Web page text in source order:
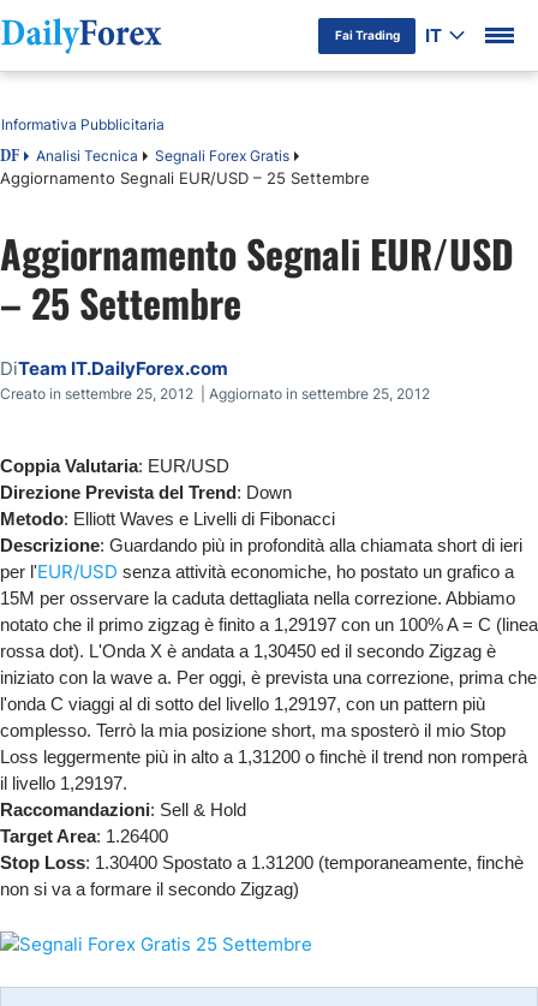
Fai Trading IT
Indice
DF Analisi Tecnica Segnali Forex Gratis
Aggiornamento Segnali EUR/USD – 25 Settembre
Informativa Pubblicitaria
Aggiornamento Segnali EUR/USD
– 25 Settembre
DiTeam IT.DailyForex.com
Creato in settembre 25, 2012 | Aggiornato in settembre 25, 2012
Coppia Valutaria: EUR/USD
Direzione Prevista del Trend: Down
Metodo: Elliott Waves e Livelli di Fibonacci
Descrizione: Guardando più in profondità alla chiamata short di ieri
per l'EUR/USD senza attività economiche, ho postato un grafico a
15M per osservare la caduta dettagliata nella correzione. Abbiamo
notato che il primo zigzag è finito a 1,29197 con un 100% A = C (linea
rossa dot). L'Onda X è andata a 1,30450 ed il secondo Zigzag è
iniziato con la wave a. Per oggi, è prevista una correzione, prima che
l'onda C viaggi al di sotto del livello 1,29197, con un pattern più
complesso. Terrò la mia posizione short, ma sposterò il mio Stop
Loss leggermente più in alto a 1,31200 o finchè il trend non romperà
il livello 1,29197.
Raccomandazioni: Sell & Hold
Target Area: 1.26400
Stop Loss: 1.30400 Spostato a 1.31200 (temporaneamente, finchè
non si va a formare il secondo Zigzag)